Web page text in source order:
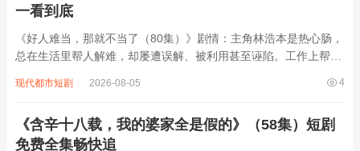
一看到底
《好人难当，那就不当了（80集）》剧情：主角林浩本是热心肠，
总在生活里帮人解难，却屡遭误解、被利用甚至诬陷。工作上帮同
叛。心灰意冷的他决定不再当“好人”，开始以自我为中心生活。可
4
现代都市短剧 2026-08-05
《含辛十八载，我的婆家全是假的》（58集）短剧
免费全集畅快追